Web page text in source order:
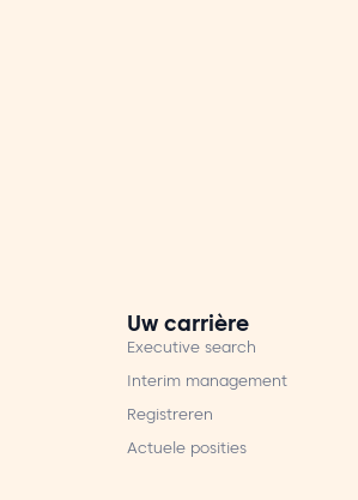
Uw carrière
Executive search
Interim management
Registreren
Actuele posities